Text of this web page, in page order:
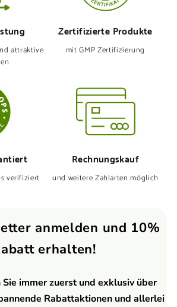
attraktive
Zertifizierte Produkte
mit GMP Zertifizierung
verifiziert
Rechnungskauf
und weitere Zahlarten möglich
anmelden und 10%
erhalten!
immer zuerst und exklusiv über
Rabattaktionen und allerlei